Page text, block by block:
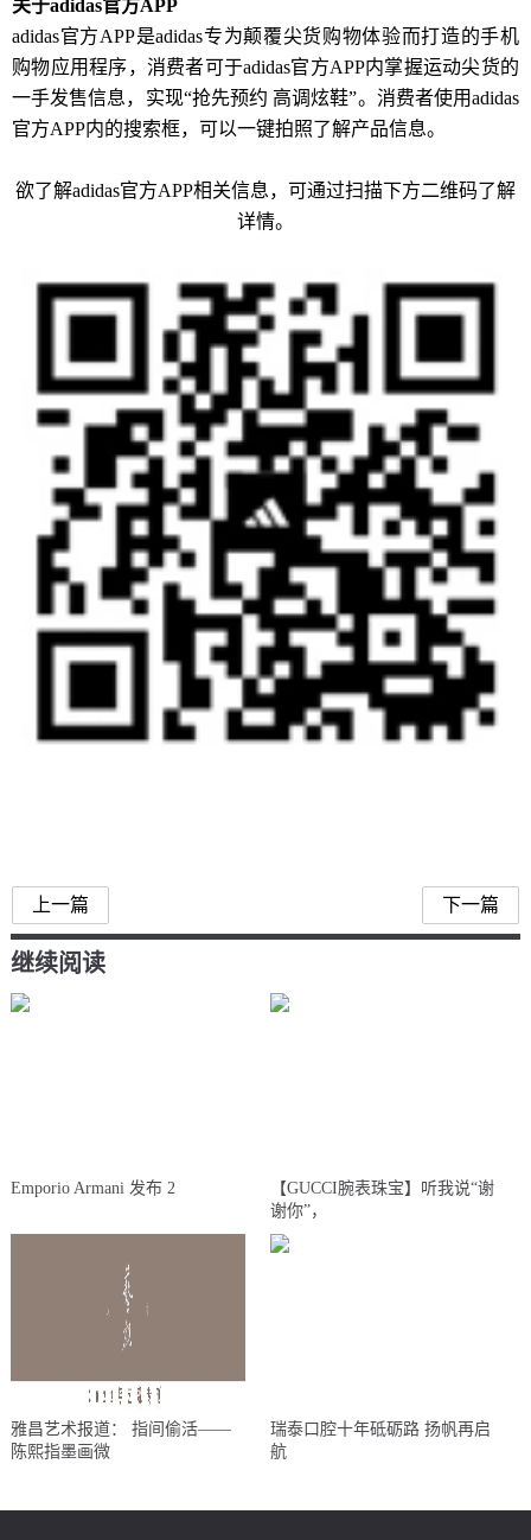
关于adidas官方APP
adidas官方APP是adidas专为颠覆尖货购物体验而打造的手机
购物应用程序，消费者可于adidas官方APP内掌握运动尖货的
一手发售信息，实现“抢先预约 高调炫鞋”。消费者使用adidas
官方APP内的搜索框，可以一键拍照了解产品信息。
欲了解adidas官方APP相关信息，可通过扫描下方二维码了解
详情。
上一篇 下一篇
继续阅读
Emporio Armani 发布 2
【GUCCI腕表珠宝】听我说“谢
谢你”，
雅昌艺术报道： 指间偷活——
陈熙指墨画微
瑞泰口腔十年砥砺路 扬帆再启
航